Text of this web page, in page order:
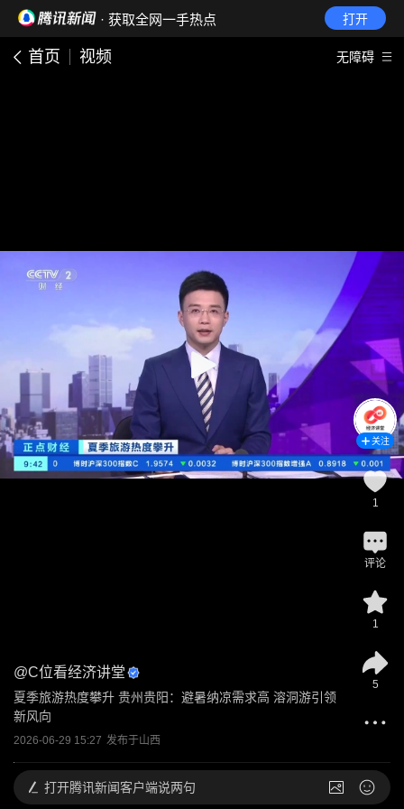
· 获取全网一手热点 打开
首页 视频 无障碍
@C位看经济讲堂
夏季旅游热度攀升 贵州贵阳：避暑纳凉需求高 溶洞游引领
新风向
2026-06-29 15:27 发布于山西
关注
1
评论
1
5
打开腾讯新闻客户端说两句